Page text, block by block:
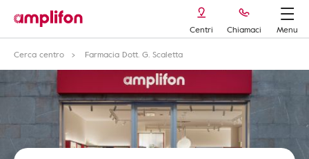
Centri Chiamaci
Menu
Cerca centro
Farmacia Dott. G. Scaletta